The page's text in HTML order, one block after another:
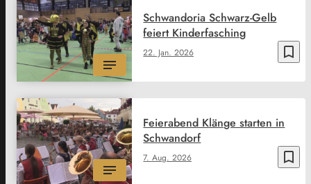
bookmark_border
22. Jan. 2026
Schwandoria Schwarz-Gelb
feiert Kinderfasching
bookmark_border
7. Aug. 2026
Feierabend Klänge starten in
Schwandorf